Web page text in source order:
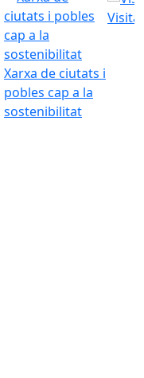
Xarxa de ciutats i
pobles cap a la
sostenibilitat
Visita